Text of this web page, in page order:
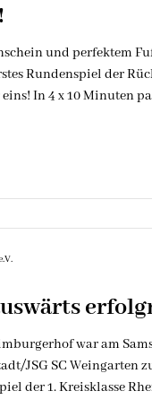
und perfektem
Rundenspiel der
eins! ​In 4 x 10 Minuten
war am
JSG SC Weingarten
der 1. Kreisklasse